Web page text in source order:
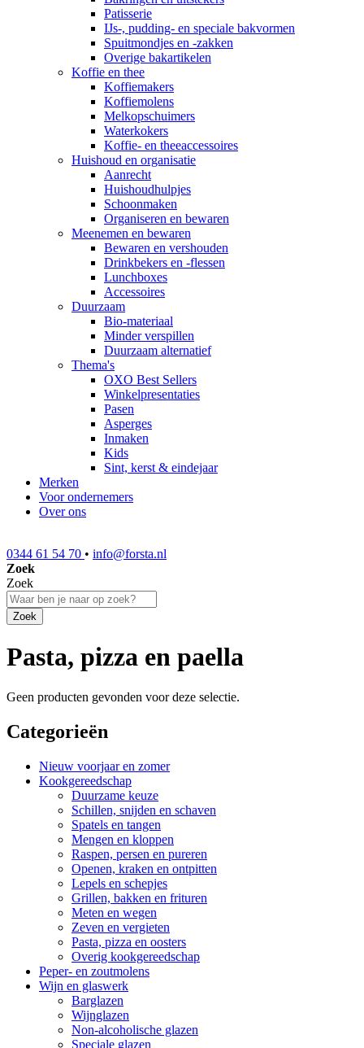
Patisserie
IJs-, pudding- en speciale bakvormen
Spuitmondjes en -zakken
Overige bakartikelen
Koffie en thee
Koffiemakers
Koffiemolens
Melkopschuimers
Waterkokers
Koffie- en theeaccessoires
Huishoud en organisatie
Aanrecht
Huishoudhulpjes
Schoonmaken
Organiseren en bewaren
Meenemen en bewaren
Bewaren en vershouden
Drinkbekers en -flessen
Lunchboxes
Accessoires
Duurzaam
Bio-materiaal
Minder verspillen
Duurzaam alternatief
Thema's
OXO Best Sellers
Winkelpresentaties
Pasen
Asperges
Inmaken
Kids
Sint, kerst & eindejaar
Merken
Voor ondernemers
Over ons
0344 61 54 70 • info@forsta.nl
Zoek
Zoek
Zoek
Pasta, pizza en paella
Geen producten gevonden voor deze selectie.
Categorieën
Nieuw voorjaar en zomer
Kookgereedschap
Duurzame keuze
Schillen, snijden en schaven
Spatels en tangen
Mengen en kloppen
Raspen, persen en pureren
Openen, kraken en ontpitten
Lepels en schepjes
Grillen, bakken en frituren
Meten en wegen
Zeven en vergieten
Pasta, pizza en oosters
Overig kookgereedschap
Peper- en zoutmolens
Wijn en glaswerk
Barglazen
Wijnglazen
Non-alcoholische glazen
Speciale glazen